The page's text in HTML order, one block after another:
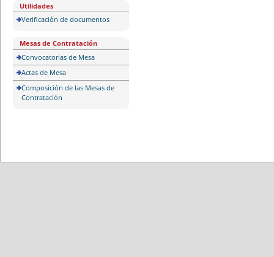
Utilidades
Verificación de documentos
Mesas de Contratación
Convocatorias de Mesa
Actas de Mesa
Composición de las Mesas de
Contratación